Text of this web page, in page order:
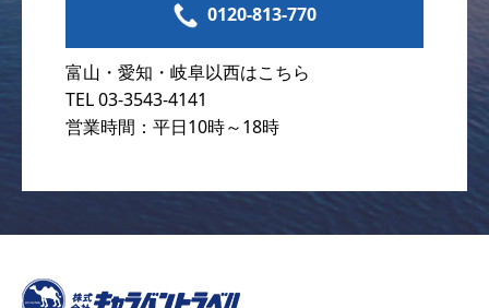
0120-813-770
富山・愛知・岐阜以西はこちら
TEL 03-3543-4141
営業時間：平日10時～18時